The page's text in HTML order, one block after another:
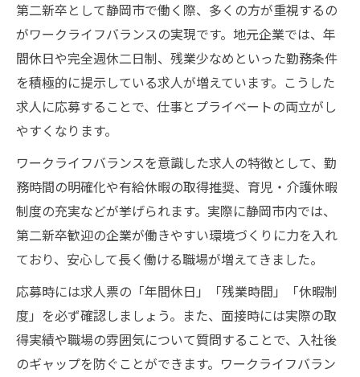
第二新卒として静岡市で働く際、多くの方が重視するの
がワークライフバランスの実現です。地元企業では、年
間休日や完全週休二日制、残業少なめといった勤務条件
を積極的に提示している求人が増えています。こうした
求人に応募することで、仕事とプライベートの両立がし
やすくなります。
ワークライフバランスを意識した求人の特徴として、勤
務時間の明確化や有給休暇の取得推奨、育児・介護休暇
制度の充実などが挙げられます。実際に静岡市内では、
第二新卒歓迎の企業が働きやすい環境づくりに力を入れ
ており、安心して長く働ける職場が増えてきました。
応募時には求人票の「年間休日」「残業時間」「休暇制
度」を必ず確認しましょう。また、面接時には実際の取
得実績や職場の雰囲気について質問することで、入社後
のギャップを防ぐことができます。ワークライフバラン